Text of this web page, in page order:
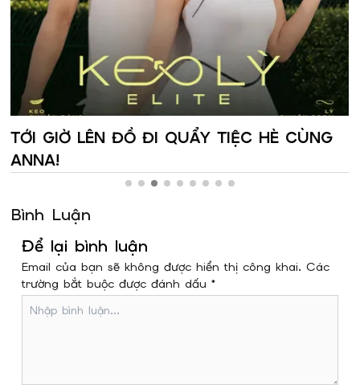
Có Giấy Khen Là Có Quà- Chỉ Có Tại
Anna
Bình Luận
Để lại bình luận
Email của bạn sẽ không được hiển thị công khai. Các
trường bắt buộc được đánh dấu *